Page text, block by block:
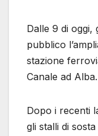
Dalle 9 di oggi,
pubblico
stazione
Canale ad Alba.
Dopo i recenti
gli stalli di